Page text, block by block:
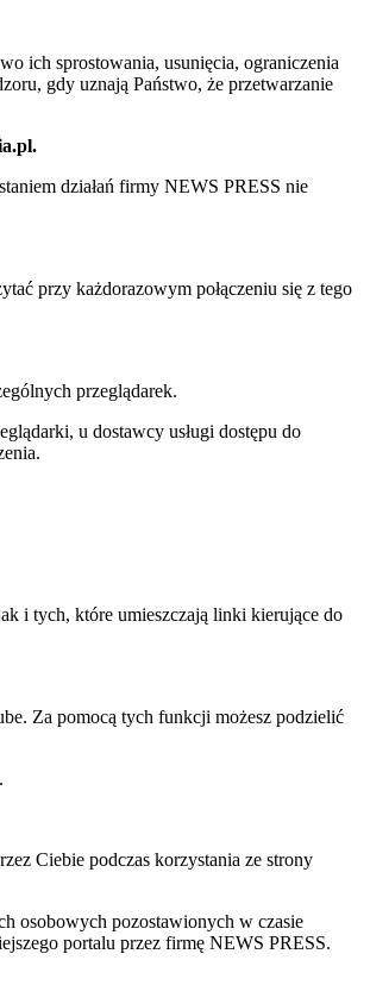
ich sprostowania, usunięcia, ograniczenia
gdy uznają Państwo, że przetwarzanie
działań firmy NEWS PRESS nie
przy każdorazowym połączeniu się z tego
przeglądarek.
u dostawcy usługi dostępu do
i tych, które umieszczają linki kierujące do
Za pomocą tych funkcji możesz podzielić
Ciebie podczas korzystania ze strony
osobowych pozostawionych w czasie
portalu przez firmę NEWS PRESS.